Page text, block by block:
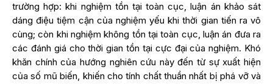
trường hợp: khi nghiệm tồn tại toàn cục, luận án khảo sát
dáng điệu tiệm cận của nghiệm yếu khi thời gian tiến ra vô
cùng; còn khi nghiệm không tồn tại toàn cục, luận án đưa ra
các đánh giá cho thời gian tồn tại cực đại của nghiệm. Khó
khăn chính của hướng nghiên cứu này đến từ sự xuất hiện
của số mũ biến, khiến cho tính chất thuần nhất bị phá vỡ và